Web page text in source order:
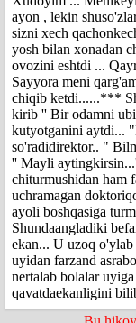
ayon , lekin
sizni xech
yosh bilan xonadan
ovozini eshtdi ...
Sayyora meni
chiqib ketdi......***
kirib '' Bir odamni
kutyotganini aytdi...
so'radidirektor.. "
'' Mayli
chiturmushidan ham
uchramagan
ayoli boshqasiga
Shundaangladiki
ekan... U uzoq
uyidan farzand
nertalab bolalar
qavatdaekanligini